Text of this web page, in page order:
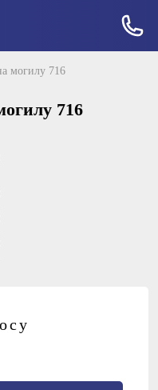
могилу 716
716